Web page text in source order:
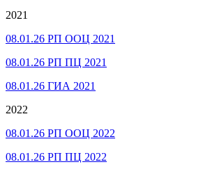
2021
08.01.26 РП ООЦ 2021
08.01.26 РП ПЦ 2021
08.01.26 ГИА 2021
2022
08.01.26 РП ООЦ 2022
08.01.26 РП ПЦ 2022